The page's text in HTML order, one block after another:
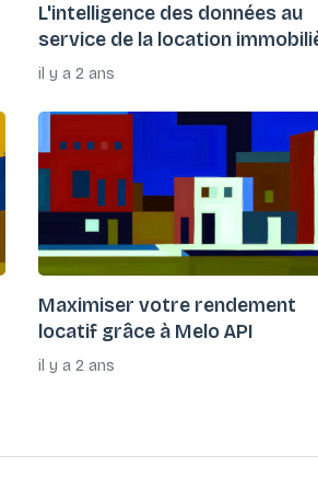
L'intelligence des données au
service de la location
il y a 2 ans
Maximiser votre rendement
locatif grâce à Melo API
il y a 2 ans